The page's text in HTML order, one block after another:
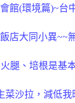
店大同小異~~
腿、培根是基
菜沙拉，減低